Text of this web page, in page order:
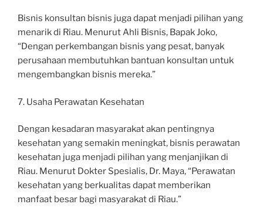
Bisnis konsultan bisnis juga dapat menjadi pilihan yang
menarik di Riau. Menurut Ahli Bisnis, Bapak Joko,
“Dengan perkembangan bisnis yang pesat, banyak
perusahaan membutuhkan bantuan konsultan untuk
mengembangkan bisnis mereka.”
7. Usaha Perawatan Kesehatan
Dengan kesadaran masyarakat akan pentingnya
kesehatan yang semakin meningkat, bisnis perawatan
kesehatan juga menjadi pilihan yang menjanjikan di
Riau. Menurut Dokter Spesialis, Dr. Maya, “Perawatan
kesehatan yang berkualitas dapat memberikan
manfaat besar bagi masyarakat di Riau.”